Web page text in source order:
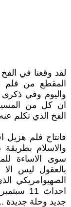
لقد وقعنا في
المقطع من فلم
واليوم وفي
ان كل من
الفخ الذي تكلم
فانتاج فلم هزيل
والاسلام بطريقة
سوى الاساءة
بالعقول ليس الا
الصهيوامريكي
جديد وحلة جديدة ..